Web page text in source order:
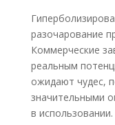
разочарование
Коммерческие
реальным
ожидают чудес,
значительными
в использовании.